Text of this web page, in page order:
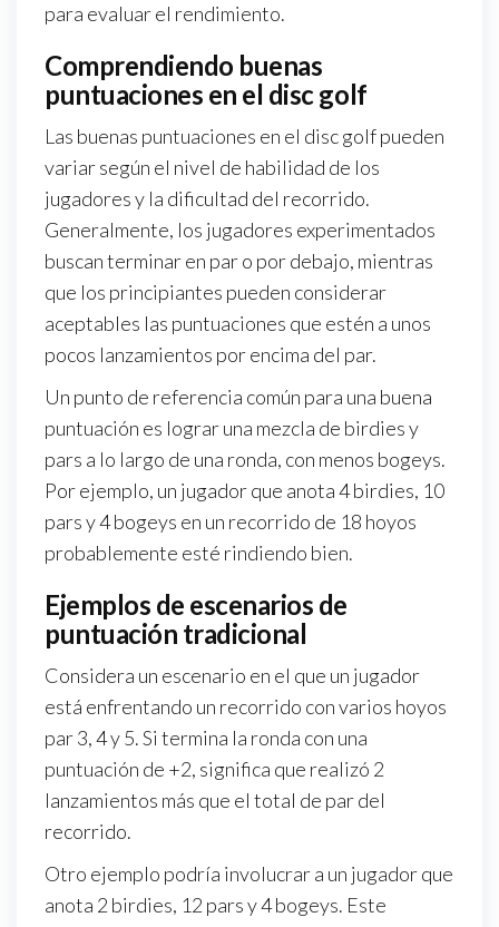
para evaluar el rendimiento.
Comprendiendo buenas
puntuaciones en el disc golf
Las buenas puntuaciones en el disc golf pueden
variar según el nivel de habilidad de los
jugadores y la dificultad del recorrido.
Generalmente, los jugadores experimentados
buscan terminar en par o por debajo, mientras
que los principiantes pueden considerar
aceptables las puntuaciones que estén a unos
pocos lanzamientos por encima del par.
Un punto de referencia común para una buena
puntuación es lograr una mezcla de birdies y
pars a lo largo de una ronda, con menos bogeys.
Por ejemplo, un jugador que anota 4 birdies, 10
pars y 4 bogeys en un recorrido de 18 hoyos
probablemente esté rindiendo bien.
Ejemplos de escenarios de
puntuación tradicional
Considera un escenario en el que un jugador
está enfrentando un recorrido con varios hoyos
par 3, 4 y 5. Si termina la ronda con una
puntuación de +2, significa que realizó 2
lanzamientos más que el total de par del
recorrido.
Otro ejemplo podría involucrar a un jugador que
anota 2 birdies, 12 pars y 4 bogeys. Este